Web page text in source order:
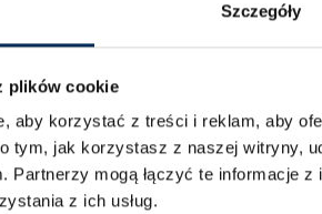
Szczegóły
plików cookie
aby korzystać z treści i reklam, aby
tym, jak korzystasz z naszej witryny,
Partnerzy mogą łączyć te informacje
z ich usług.